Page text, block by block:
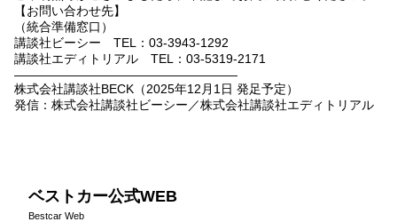
【お問い合わせ先】
（統合準備窓口）
講談社ビーシー TEL：03-3943-1292
講談社エディトリアル TEL：03-5319-2171
――――――――――――――――――
株式会社講談社BECK（2025年12月1日 発足予定）
発信：株式会社講談社ビーシー／株式会社講談社エディトリアル
ベストカー公式WEB
Bestcar Web